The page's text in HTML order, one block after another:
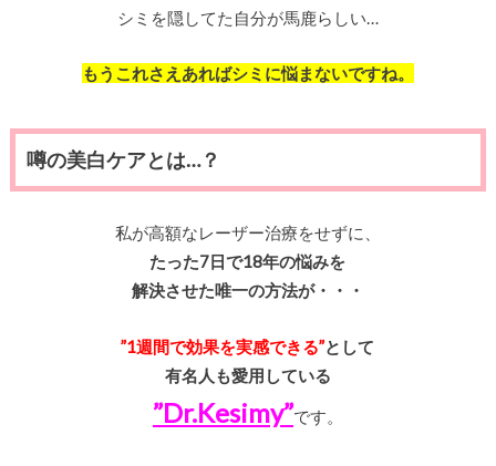
シミを隠してた自分が馬鹿らしい…
もうこれさえあればシミに悩まないですね。
噂の美白ケアとは…？
私が高額なレーザー治療をせずに、
たった7日で18年の悩みを
解決させた唯一の方法が・・・
”1週間で効果を実感できる”として
有名人も愛用している
”Dr.Kesimy”です。